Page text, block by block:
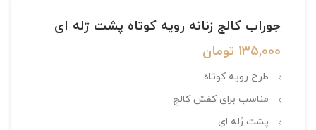
جوراب کالج زنانه رویه کوتاه پشت ژله ای
135,000 تومان
طرح رویه کوتاه
مناسب برای کفش کالج
پشت ژله ای